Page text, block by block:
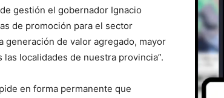
gestión el gobernador Ignacio
de promoción para el sector
de valor agregado, mayor
localidades de nuestra provincia”.
en forma permanente que